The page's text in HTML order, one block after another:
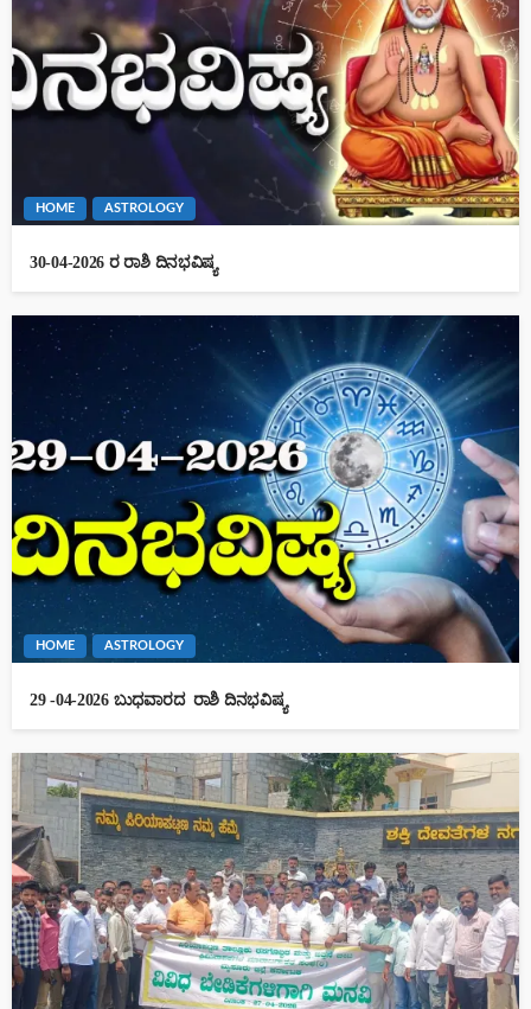
HOME ASTROLOGY
30-04-2026 ರ ರಾಶಿ ದಿನಭವಿಷ್ಯ
HOME ASTROLOGY
29 -04-2026 ಬುಧವಾರದ ರಾಶಿ ದಿನಭವಿಷ್ಯ